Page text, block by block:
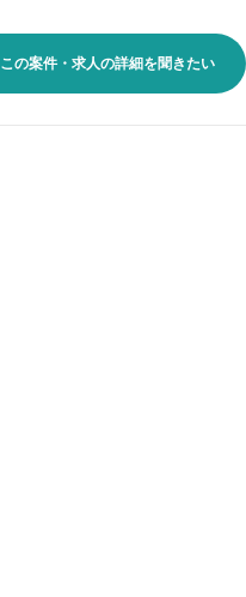
この案件・求人の詳細を聞きたい